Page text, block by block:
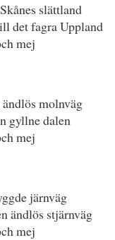
slättland
det fagra Uppland
mej
molnväg
gyllne dalen
mej
järnväg
ändlös stjärnväg
mej